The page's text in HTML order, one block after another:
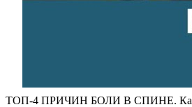
ТОП-4 ПРИЧИН БОЛИ В СПИНЕ. Как